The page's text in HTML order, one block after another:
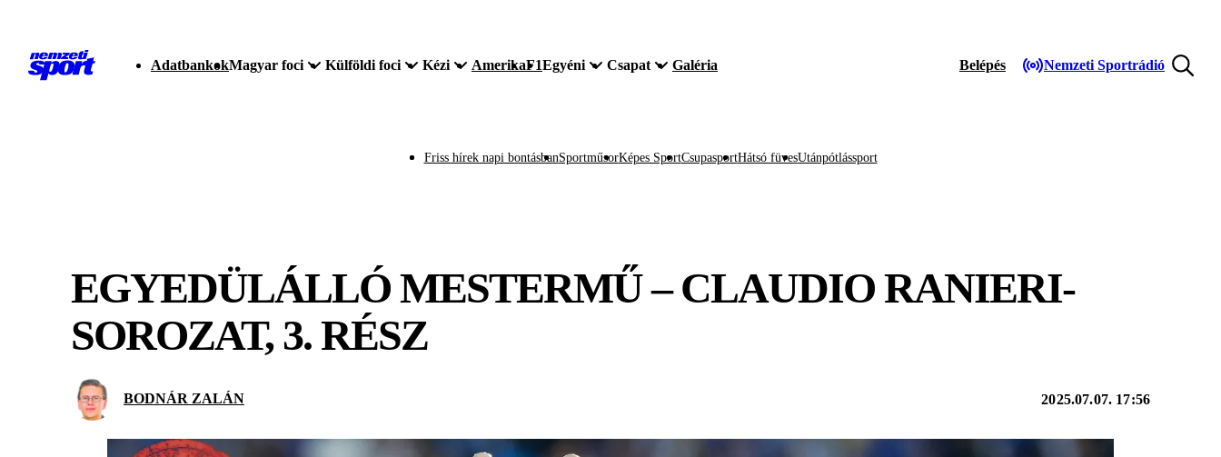
AdatbankokMagyar foci Külföldi foci Kézi AmerikaF1Egyéni Csapat Galéria Belépés Nemzeti Sportrádió
Friss hírek napi bontásbanSportműsorKépes SportCsupasportHátsó füvesUtánpótlássport
EGYEDÜLÁLLÓ MESTERMŰ – CLAUDIO RANIERI-
SOROZAT, 3. RÉSZ
BODNÁR ZALÁN 2025.07.07. 17:56